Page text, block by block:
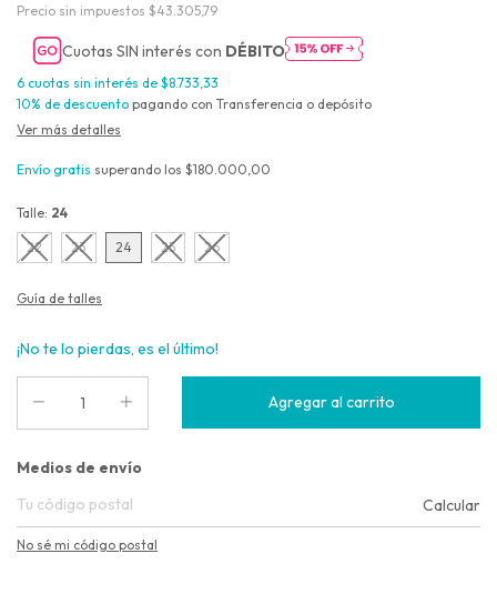
Precio sin impuestos $43.305,79
Cuotas SIN interés con DÉBITO
6 cuotas sin interés de $8.733,33
10% de descuento pagando con Transferencia o depósito
Ver más detalles
Envío gratis superando los $180.000,00
Talle: 24
22 23 24 25 26
Guía de talles
¡No te lo pierdas, es el último!
Entregas para el CP:
Medios de envío
Calcular
No sé mi código postal